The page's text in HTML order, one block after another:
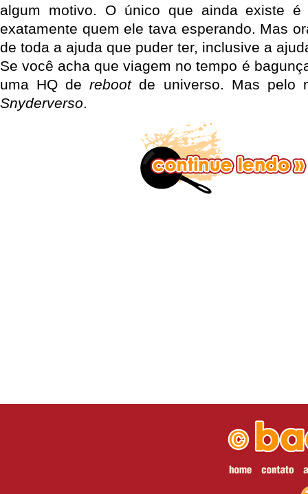
algum motivo. O único que ainda existe
exatamente quem ele tava esperando. Mas
de toda a ajuda que puder ter, inclusive a
Se você acha que viagem no tempo é
uma HQ derebootde universo. Mas pelo
Snyderverso.